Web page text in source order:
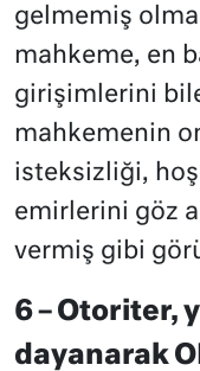
gelmemiş
mahkeme, en
girişimlerini
mahkemenin
isteksizliği,
emirlerini göz
vermiş gibi
6 – Otoriter,
dayanarak